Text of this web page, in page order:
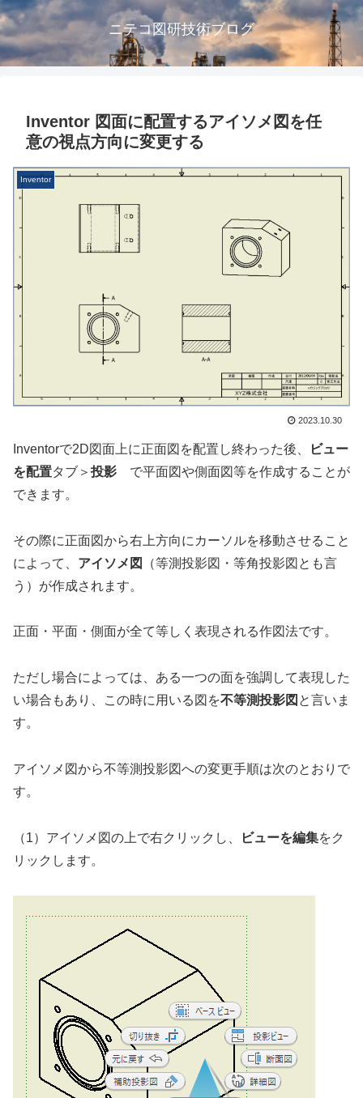
ニテコ図研技術ブログ
Inventor 図面に配置するアイソメ図を任
意の視点方向に変更する
Inventor
2023.10.30
Inventorで2D図面上に正面図を配置し終わった後、
ビュー
を配置タブ＞ 投影 で平面図や側面図等を作成することが
できます。
その際に正面図から右上方向にカーソルを移動させること
によって、 アイソメ図
（等測投影図・等角投影図とも言
う）が作成されます。
正面・平面・側面が全て等しく表現される作図法です。
ただし場合によっては、ある一つの面を強調して表現した
い場合もあり、この時に用いる図を不等測投影図 と言いま
す。
アイソメ図から不等測投影図への変更手順は次のとおりで
す。
（1）アイソメ図の上で右クリックし、 ビューを編集をク
リックします。